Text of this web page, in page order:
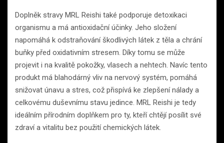
Doplněk stravy MRL Reishi také podporuje detoxikaci
organismu a má antioxidační účinky. Jeho složení
napomáhá k odstraňování škodlivých látek z těla a chrání
buňky před oxidativním stresem. Díky tomu se může
projevit i na kvalitě pokožky, vlasech a nehtech. Navíc tento
produkt má blahodárný vliv na nervový systém, pomáhá
snižovat únavu a stres, což přispívá ke zlepšení nálady a
celkovému duševnímu stavu jedince. MRL Reishi je tedy
ideálním přírodním doplňkem pro ty, kteří chtějí posílit své
zdraví a vitalitu bez použití chemických látek.